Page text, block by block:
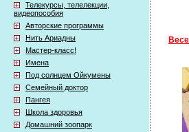
Телекурсы, телелекции,
видеопособия
Авторские программы
Нить Ариадны
Мастер-класс!
Имена
Под солнцем Ойкумены
Семейный доктор
Пангея
Школа здоровья
Домашний зоопарк